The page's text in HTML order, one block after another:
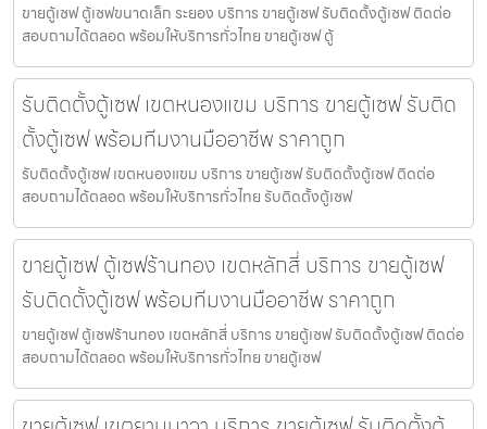
ขายตู้เซฟ ตู้เซฟขนาดเล็ก ระยอง บริการ ขายตู้เซฟ รับติดตั้งตู้เซฟ ติดต่อ
สอบถามได้ตลอด พร้อมให้บริการทั่วไทย ขายตู้เซฟ ตู้
รับติดตั้งตู้เซฟ เขตหนองแขม บริการ ขายตู้เซฟ รับติด
ตั้งตู้เซฟ พร้อมทีมงานมืออาชีพ ราคาถูก
รับติดตั้งตู้เซฟ เขตหนองแขม บริการ ขายตู้เซฟ รับติดตั้งตู้เซฟ ติดต่อ
สอบถามได้ตลอด พร้อมให้บริการทั่วไทย รับติดตั้งตู้เซฟ
ขายตู้เซฟ ตู้เซฟร้านทอง เขตหลักสี่ บริการ ขายตู้เซฟ
รับติดตั้งตู้เซฟ พร้อมทีมงานมืออาชีพ ราคาถูก
ขายตู้เซฟ ตู้เซฟร้านทอง เขตหลักสี่ บริการ ขายตู้เซฟ รับติดตั้งตู้เซฟ ติดต่อ
สอบถามได้ตลอด พร้อมให้บริการทั่วไทย ขายตู้เซฟ